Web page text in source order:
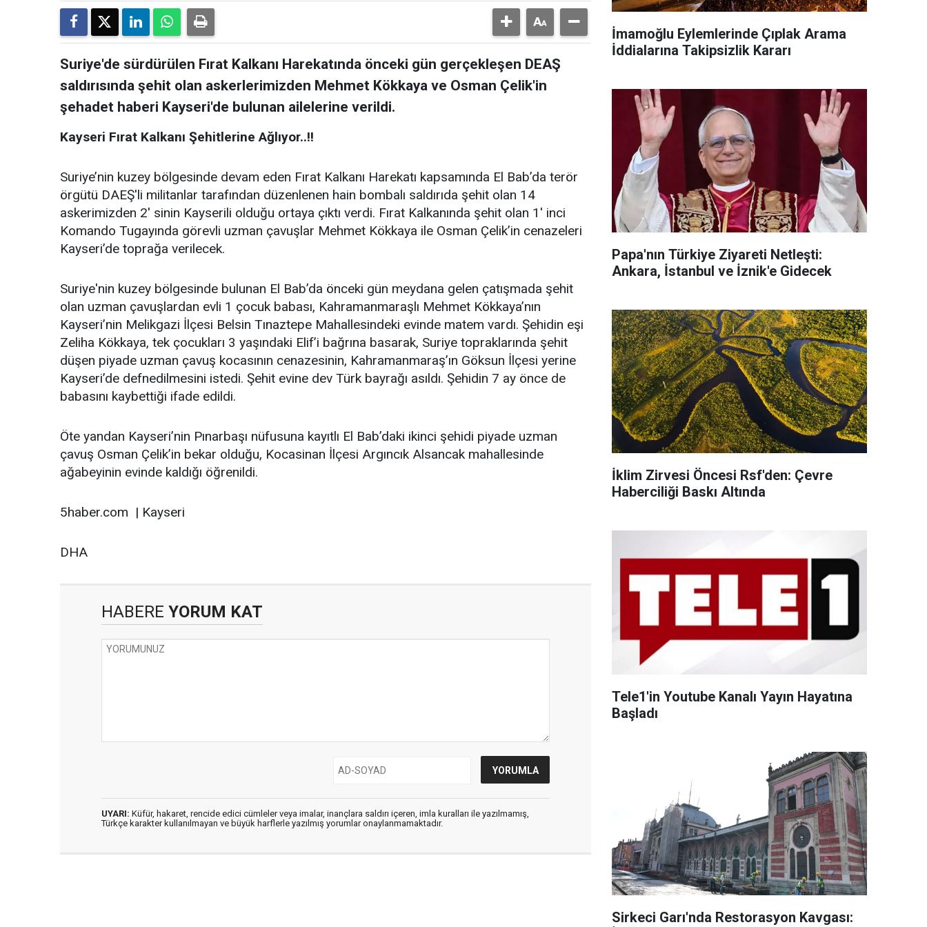
Suriye'de sürdürülen Fırat Kalkanı Harekatında önceki gün gerçekleşen DEAŞ
saldırısında şehit olan askerlerimizden Mehmet Kökkaya ve Osman Çelik'in
şehadet haberi Kayseri'de bulunan ailelerine verildi.
Kayseri Fırat Kalkanı Şehitlerine Ağlıyor..!!
Suriye’nin kuzey bölgesinde devam eden Fırat Kalkanı Harekatı kapsamında El Bab’da terör
örgütü DAEŞ'li militanlar tarafından düzenlenen hain bombalı saldırıda şehit olan 14
askerimizden 2' sinin Kayserili olduğu ortaya çıktı verdi. Fırat Kalkanında şehit olan 1' inci
Komando Tugayında görevli uzman çavuşlar Mehmet Kökkaya ile Osman Çelik’in cenazeleri
Kayseri’de toprağa verilecek.
Suriye'nin kuzey bölgesinde bulunan El Bab’da önceki gün meydana gelen çatışmada şehit
olan uzman çavuşlardan evli 1 çocuk babası, Kahramanmaraşlı Mehmet Kökkaya’nın
Kayseri’nin Melikgazi İlçesi Belsin Tınaztepe Mahallesindeki evinde matem vardı. Şehidin eşi
Zeliha Kökkaya, tek çocukları 3 yaşındaki Elif’i bağrına basarak, Suriye topraklarında şehit
düşen piyade uzman çavuş kocasının cenazesinin, Kahramanmaraş’ın Göksun İlçesi yerine
Kayseri’de defnedilmesini istedi. Şehit evine dev Türk bayrağı asıldı. Şehidin 7 ay önce de
babasını kaybettiği ifade edildi.
Öte yandan Kayseri’nin Pınarbaşı nüfusuna kayıtlı El Bab’daki ikinci şehidi piyade uzman
çavuş Osman Çelik’in bekar olduğu, Kocasinan İlçesi Argıncık Alsancak mahallesinde
ağabeyinin evinde kaldığı öğrenildi.
5haber.com | Kayseri
DHA
HABERE YORUM KAT
UYARI: Küfür, hakaret, rencide edici cümleler veya imalar, inançlara saldırı içeren, imla kuralları ile yazılmamış,
Türkçe karakter kullanılmayan ve büyük harflerle yazılmış yorumlar onaylanmamaktadır.
İmamoğlu Eylemlerinde Çıplak Arama
İddialarına Takipsizlik Kararı
Papa'nın Türkiye Ziyareti Netleşti:
Ankara, İstanbul ve İznik'e Gidecek
İklim Zirvesi Öncesi Rsf'den: Çevre
Haberciliği Baskı Altında
Tele1'in Youtube Kanalı Yayın Hayatına
Başladı
Sirkeci Garı'nda Restorasyon Kavgası: